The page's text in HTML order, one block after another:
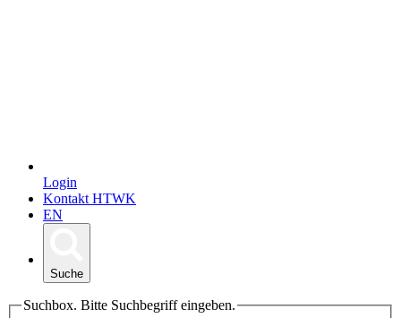
Login
Kontakt HTWK
EN
Suche
Suchbox. Bitte Suchbegriff eingeben.